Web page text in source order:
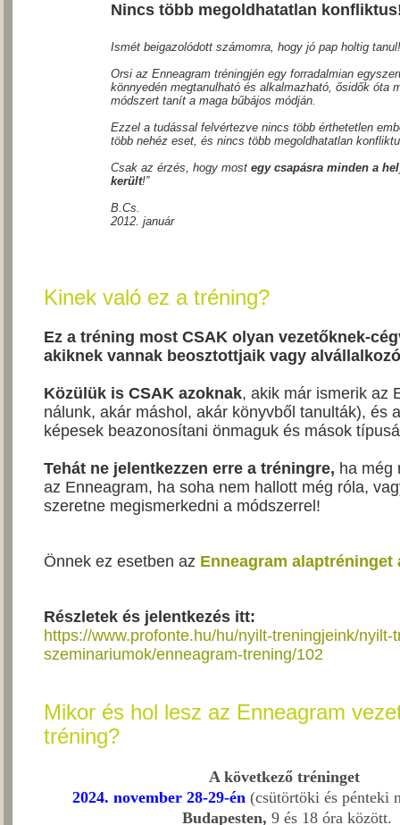
Nincs több megoldhatatlan
Ismét beigazolódott számomra, hogy jó pap holtig
Orsi az Enneagram tréningjén egy forradalmian
könnyedén megtanulható és alkalmazható, ősidők óta
módszert tanít a maga bűbájosmódján.
Ezzel a tudással felvértezve nincs több érthetetlen
több nehéz eset, és nincs többmegoldhatatlan
Csak az érzés, hogy mostegy csapásra minden a
került!”
B.Cs.
2012. január
Kinek való ez a tréning?
Ez a tréning most CSAK olyan vezetőknek-
akiknek vannak beosztottjaik vagy
Közülük is CSAK azoknak, akik már ismerik az
nálunk, akár máshol, akár könyvből tanulták), és
képesek beazonosítani önmaguk és mások
Tehát ne jelentkezzen erre a tréningre, ha még
az Enneagram, ha soha nem hallott még róla,
szeretne megismerkedni a módszerrel!
Önnek ez esetben az Enneagram alaptréninget
Részletek és jelentkezés itt:
https://www.profonte.hu/hu/nyilt-treningjeink/nyilt-
szeminariumok/enneagram-trening/102
Mikor és hol lesz az Enneagram
tréning?
A következőtréninget
2024. november 28-29-én (csütörtöki és pénteki
Budapesten, 9 és 18 óra között.